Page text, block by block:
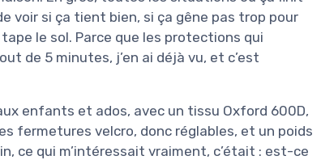
voir si ça tient bien, si ça gêne pas trop pour
le sol. Parce que les protections qui
de 5 minutes, j’en ai déjà vu, et c’est
enfants et ados, avec un tissu Oxford 600D,
fermetures velcro, donc réglables, et un poids
ce qui m’intéressait vraiment, c’était : est-ce